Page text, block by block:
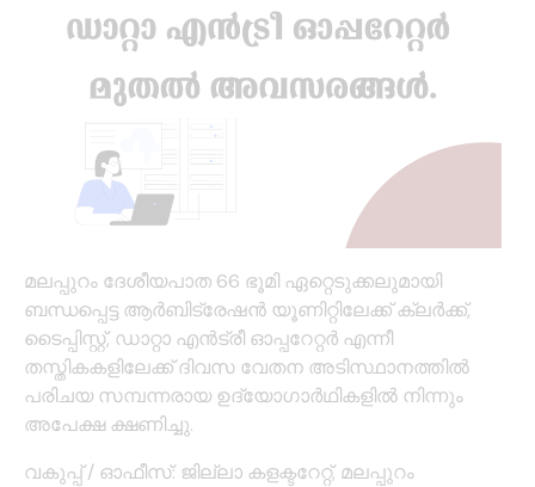
മലപ്പുറം ദേശീയപാത 66 ഭൂമി ഏറ്റെടുക്കലുമായി
ബന്ധപ്പെട്ട ആര്‍ബിട്രേഷന്‍ യൂണിറ്റിലേക്ക് ക്ലര്‍ക്ക്,
ടൈപ്പിസ്റ്റ്, ഡാറ്റാ എന്‍ട്രീ ഓപ്പറേറ്റര്‍ എന്നീ
തസ്തികകളിലേക്ക് ദിവസ വേതന അടിസ്ഥാനത്തില്‍
പരിചയ സമ്പന്നരായ ഉദ്യോഗാര്‍ഥികളില്‍ നിന്നും
അപേക്ഷ ക്ഷണിച്ചു.
വകുപ്പ് / ഓഫീസ്: ജില്ലാ കളക്ടറേറ്റ്, മലപ്പുറം